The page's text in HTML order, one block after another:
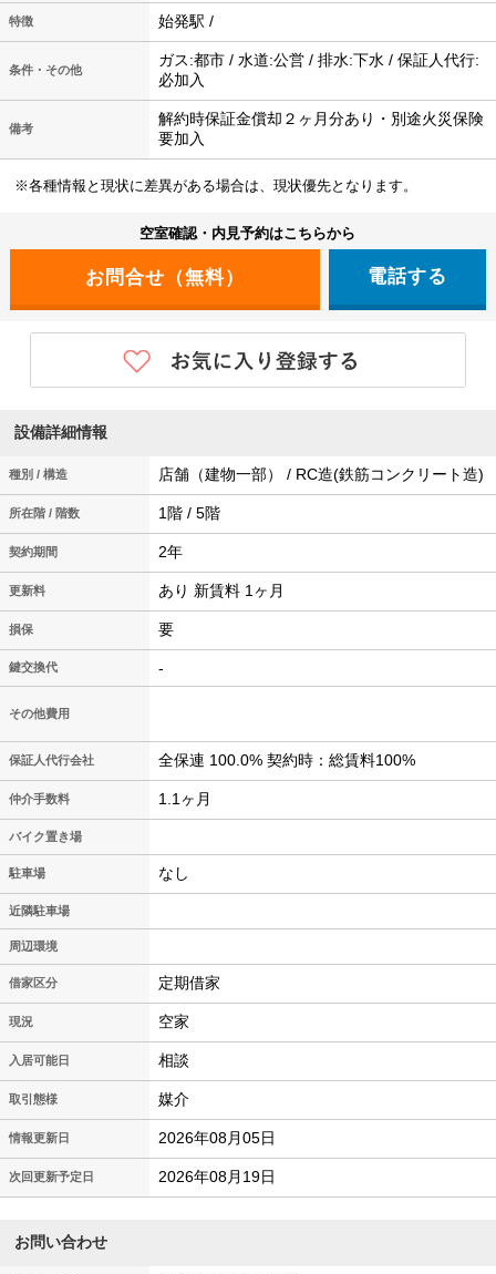
特徴 始発駅 /
条件・その他
ガス:都市 / 水道:公営 / 排水:下水 / 保証人代行:
必加入
備考
解約時保証金償却２ヶ月分あり・別途火災保険
要加入
※各種情報と現状に差異がある場合は、現状優先となります。
空室確認・内見予約はこちらから
電話する
設備詳細情報
種別 / 構造 店舗（建物一部） / RC造(鉄筋コンクリート造)
所在階 / 階数 1階 / 5階
契約期間 2年
更新料 あり 新賃料 1ヶ月
損保 要
鍵交換代 -
その他費用
保証人代行会社 全保連 100.0% 契約時：総賃料100%
仲介手数料 1.1ヶ月
バイク置き場
駐車場 なし
近隣駐車場
周辺環境
借家区分 定期借家
現況 空家
入居可能日 相談
取引態様 媒介
情報更新日 2026年08月05日
次回更新予定日 2026年08月19日
お問い合わせ